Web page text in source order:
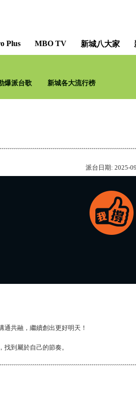
Plus MBO TV 新城八大家
爆派台歌 新城各大流行榜
派台日期: 2025-
共融，繼續創出更好明天！
到屬於自己的節奏。